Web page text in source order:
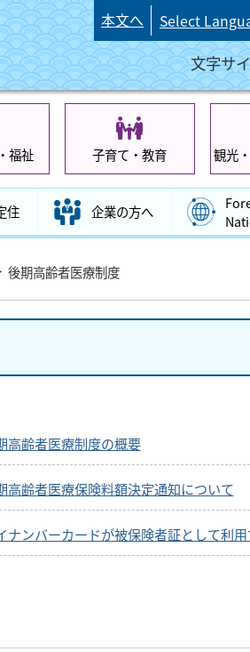
本文へ Select
文字サ
福祉 子育て・教育 観光
住 企業の方へ
後期高齢者医療制度
高齢者医療制度の概要
高齢者医療保険料額決定通知について
ナンバーカードが被保険者証として利